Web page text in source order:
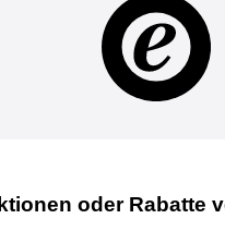
oder Rabatte